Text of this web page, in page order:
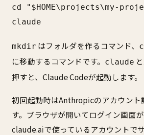
cd "$HOME\projects\my-
claude
mkdir はフォルダを作るコマンド、
に移動するコマンドです。
claude
押すと、Claude Codeが起動します。
初回起動時はAnthropicのアカウント
す。ブラウザが開いてログイン画面が
claude.aiで使っているアカウントで